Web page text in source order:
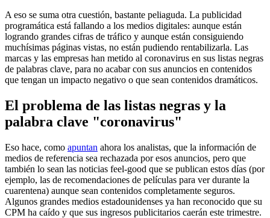
A eso se suma otra cuestión, bastante peliaguda. La publicidad
programática está fallando a los medios digitales: aunque están
logrando grandes cifras de tráfico y aunque están consiguiendo
muchísimas páginas vistas, no están pudiendo rentabilizarla. Las
marcas y las empresas han metido al coronavirus en sus listas negras
de palabras clave, para no acabar con sus anuncios en contenidos
que tengan un impacto negativo o que sean contenidos dramáticos.
El problema de las listas negras y la
palabra clave "coronavirus"
Eso hace, como apuntan ahora los analistas, que la información de
medios de referencia sea rechazada por esos anuncios, pero que
también lo sean las noticias feel-good que se publican estos días (por
ejemplo, las de recomendaciones de películas para ver durante la
cuarentena) aunque sean contenidos completamente seguros.
Algunos grandes medios estadounidenses ya han reconocido que su
CPM ha caído y que sus ingresos publicitarios caerán este trimestre.